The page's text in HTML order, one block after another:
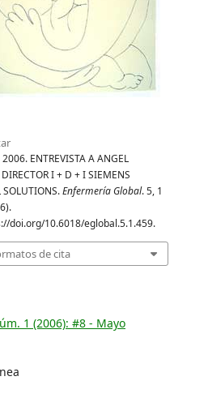
ENTREVISTA A ANGEL
I + D + I SIEMENS
Enfermería Global. 5, 1
doi.org/10.6018/eglobal.5.1.459.
de cita
1 (2006): #8 - Mayo